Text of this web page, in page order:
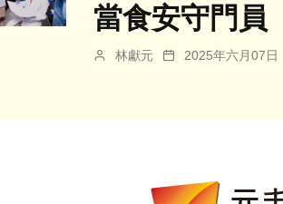
當食安守門員
林獻元 2025年六月07日